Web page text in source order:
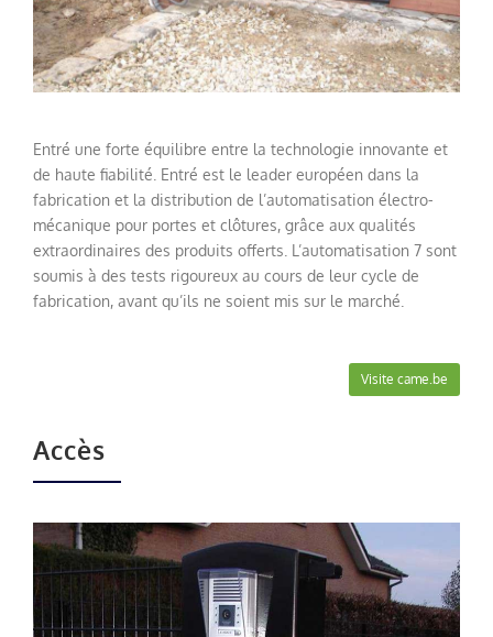
Entré une forte équilibre entre la technologie innovante et
de haute fiabilité. Entré est le leader européen dans la
fabrication et la distribution de l’automatisation électro-
mécanique pour portes et clôtures, grâce aux qualités
extraordinaires des produits offerts L’automatisation 7 sont
soumis à des tests rigoureux au cours de leur cycle de
fabrication, avant qu’ils ne soient mis sur le marché
Visite came.be
Accès